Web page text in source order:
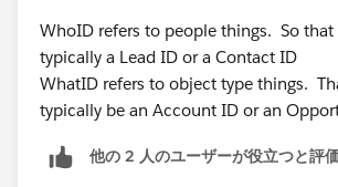
WhoID refers to people things. So
typically a Lead ID or a Contact ID
WhatID refers to object type things.
typically be an Account ID or an
他の 2 人のユーザーが役立つと評